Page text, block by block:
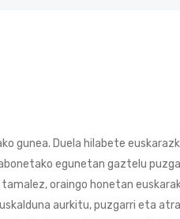
gunea. Duela hilabete
egunetan gaztelu
tamalez, oraingo honetan
aurkitu, puzgarri eta